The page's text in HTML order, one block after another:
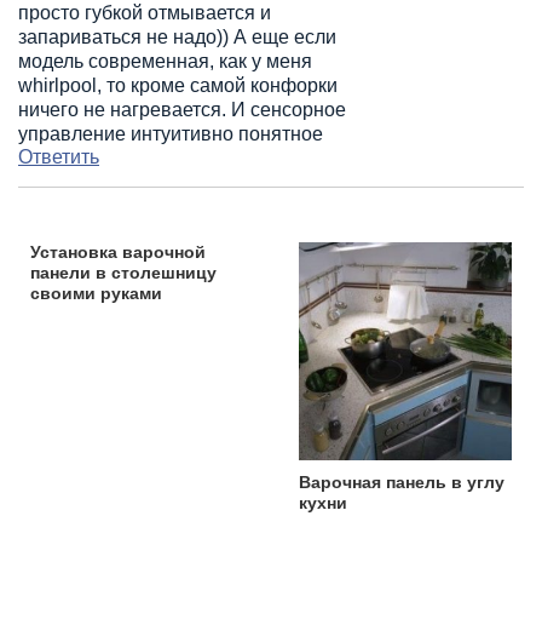
просто губкой отмывается и
запариваться не надо)) А еще если
модель современная, как у меня
whirlpool, то кроме самой конфорки
ничего не нагревается. И сенсорное
управление интуитивно понятное
Ответить
Установка варочной
панели в столешницу
своими руками
Варочная панель в углу
кухни